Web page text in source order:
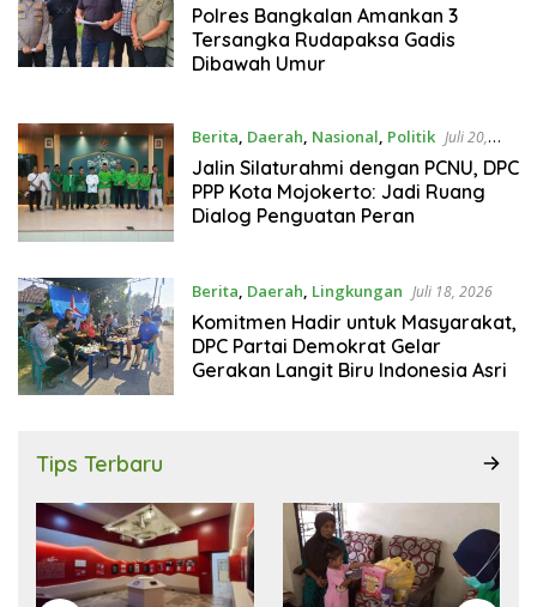
Juli 21, 2026
Polres Bangkalan Amankan 3
Tersangka Rudapaksa Gadis
Dibawah Umur
Berita, Daerah, Nasional, Politik Juli 20,
2026
Jalin Silaturahmi dengan PCNU, DPC
PPP Kota Mojokerto: Jadi Ruang
Dialog Penguatan Peran
Berita, Daerah, Lingkungan Juli 18, 2026
Komitmen Hadir untuk Masyarakat,
DPC Partai Demokrat Gelar
Gerakan Langit Biru Indonesia Asri
Tips Terbaru